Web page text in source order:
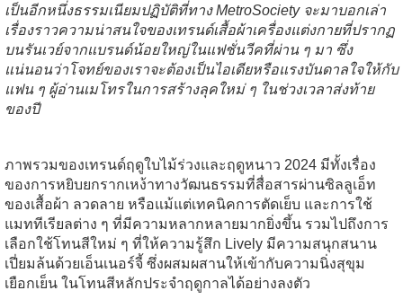
เป็นอีกหนึ่งธรรมเนียมปฏิบัติที่ทาง MetroSociety จะมาบอกเล่า
เรื่องราวความน่าสนใจของเทรนด์เสื้อผ้าเครื่องแต่งกายที่ปรากฏ
บนรันเวย์จากแบรนด์น้อยใหญ่ในแฟชั่นวีคที่ผ่าน ๆ มา ซึ่ง
แน่นอนว่าโจทย์ของเราจะต้องเป็นไอเดียหรือแรงบันดาลใจให้กับ
แฟน ๆ ผู้อ่านเมโทรในการสร้างลุคใหม่ ๆ ในช่วงเวลาส่งท้าย
ของปี
ภาพรวมของเทรนด์ฤดูใบไม้ร่วงและฤดูหนาว 2024 มีทั้งเรื่อง
ของการหยิบยกรากเหง้าทางวัฒนธรรมที่สื่อสารผ่านซิลลูเอ็ท
ของเสื้อผ้า ลวดลาย หรือแม้แต่เทคนิคการตัดเย็บ และการใช้
แมททีเรียลต่าง ๆ ที่มีความหลากหลายมากยิ่งขึ้น รวมไปถึงการ
เลือกใช้โทนสีใหม่ ๆ ที่ให้ความรู้สึก Lively มีความสนุกสนาน
เปี่ยมล้นด้วยเอ็นเนอร์จี้ ซึ่งผสมผสานให้เข้ากับความนิ่งสุขุม
เยือกเย็น ในโทนสีหลักประจำฤดูกาลได้อย่างลงตัว